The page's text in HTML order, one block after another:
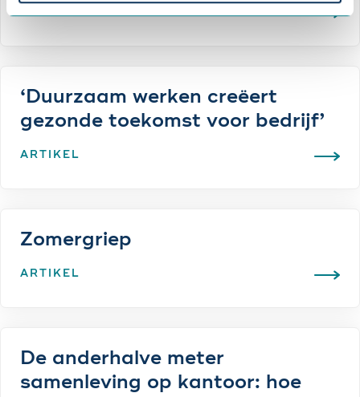
‘Duurzaam werken creëert
gezonde toekomst voor bedrijf’
ARTIKEL
Zomergriep
ARTIKEL
De anderhalve meter
samenleving op kantoor: hoe